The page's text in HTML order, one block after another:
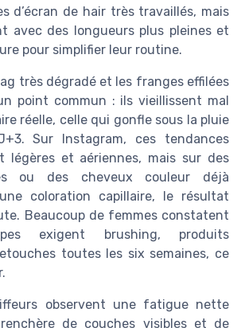
d’écran de hair très travaillés, mais
avec des longueurs plus pleines et
pour simplifier leur routine.
très dégradé et les franges effilées
point commun : ils vieillissent mal
réelle, celle qui gonfle sous la pluie
Sur Instagram, ces tendances
légères et aériennes, mais sur des
ou des cheveux couleur déjà
coloration capillaire, le résultat
Beaucoup de femmes constatent
exigent brushing, produits
toutes les six semaines, ce
observent une fatigue nette
de couches visibles et de